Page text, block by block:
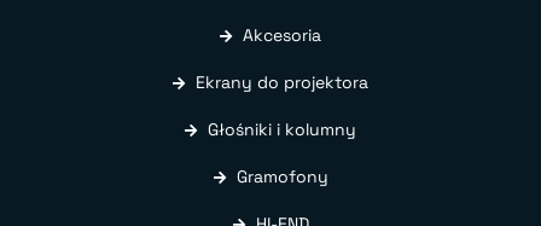
Akcesoria
Ekrany do projektora
Głośniki i kolumny
Gramofony